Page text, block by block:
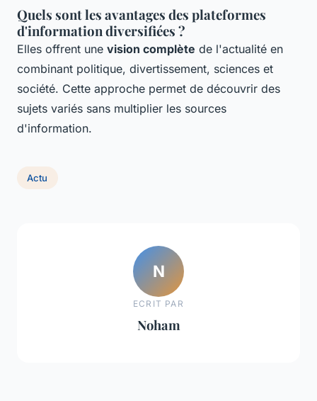
Quels sont les avantages des plateformes
d'information diversifiées ?
Elles offrent une vision complète de l'actualité en
combinant politique, divertissement, sciences et
société. Cette approche permet de découvrir des
sujets variés sans multiplier les sources
d'information.
Actu
N
ECRIT PAR
Noham